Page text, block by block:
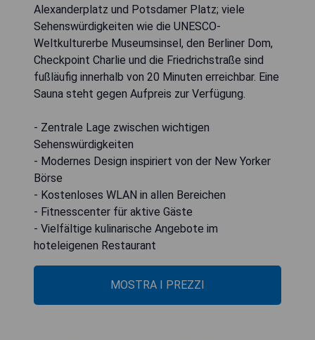
Alexanderplatz und Potsdamer Platz; viele
Sehenswürdigkeiten wie die UNESCO-
Weltkulturerbe Museumsinsel, den Berliner Dom,
Checkpoint Charlie und die Friedrichstraße sind
fußläufig innerhalb von 20 Minuten erreichbar. Eine
Sauna steht gegen Aufpreis zur Verfügung.
- Zentrale Lage zwischen wichtigen
Sehenswürdigkeiten
- Modernes Design inspiriert von der New Yorker
Börse
- Kostenloses WLAN in allen Bereichen
- Fitnesscenter für aktive Gäste
- Vielfältige kulinarische Angebote im
hoteleigenen Restaurant
MOSTRA I PREZZI